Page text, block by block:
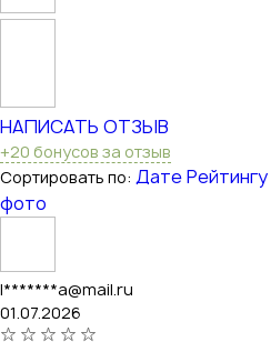
НАПИСАТЬ ОТЗЫВ
+20 бонусов за отзыв
Сортировать по: ДатеРейтингу
фото
l*******a@mail.ru
01.07.2026